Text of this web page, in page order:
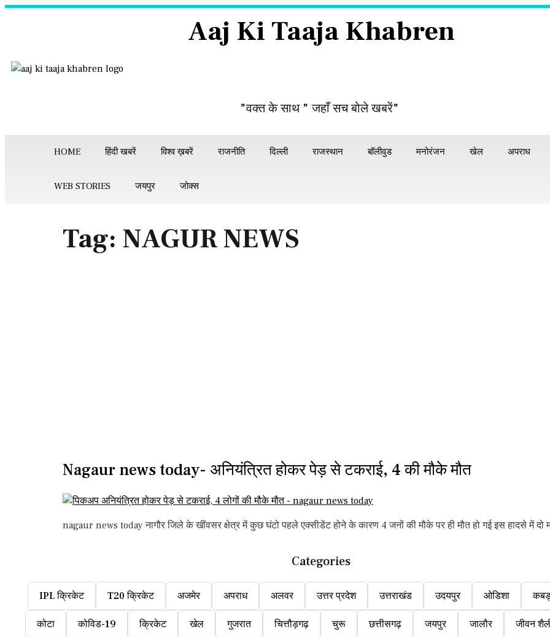
Aaj Ki Taaja Khabren
"वक्त के साथ " जहाँ सच बोले खबरें"
HOME हिंदी खबरें विश्व ख़बरें राजनीति दिल्ली राजस्थान बॉलीवुड मनोरंजन खेल अपराध
WEB STORIES जयपुर जोक्स
Tag: NAGUR NEWS
Nagaur news today- अनियंत्रित होकर पेड़ से टकराई, 4 की मौके मौत
nagaur news today नागौर जिले के खींवसर क्षेत्र में कुछ घंटो पहले एक्सीडेंट होने के कारण 4 जनों की मौके पर ही मौत हो गई इस हादसे में दो
Categories
IPL क्रिकेट T20 क्रिकेट अजमेर अपराध अलवर उत्तर प्रदेश उत्तराखंड उदयपुर ओडिशा
कोटा कोविड-19 क्रिकेट खेल गुजरात चित्तौड़गढ़ चुरू छत्तीसगढ़ जयपुर जालौर जीवन